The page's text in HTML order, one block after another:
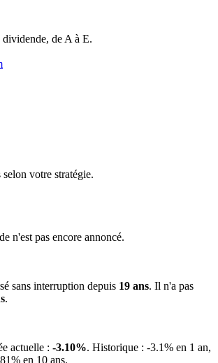
dividende, de A à E.
selon votre stratégie.
n'est pas encore annoncé.
sans interruption depuis 19 ans. Il n'a pas
.
actuelle : -3.10%. Historique : -3.1% en 1 an,
en 10 ans.